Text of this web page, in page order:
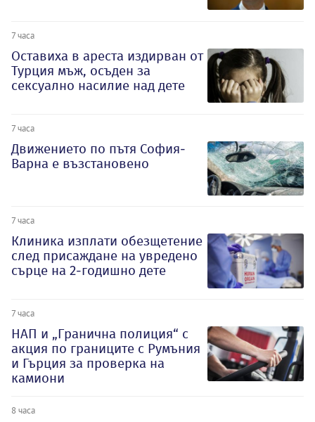
7 часа
Оставиха в ареста издирван от
Турция мъж, осъден за
сексуално насилие над дете
7 часа
Движението по пътя София-
Варна е възстановено
7 часа
Клиника изплати обезщетение
след присаждане на увредено
сърце на 2-годишно дете
7 часа
НАП и „Гранична полиция“ с
акция по границите с Румъния
и Гърция за проверка на
камиони
8 часа